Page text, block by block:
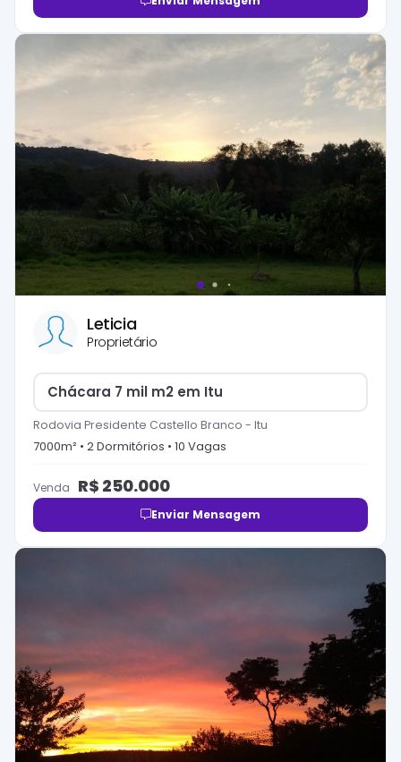
Leticia
Proprietário
Chácara 7 mil m2 em Itu
Rodovia Presidente Castello Branco - Itu
7000m² • 2Dormitórios • 10 Vagas
Venda R$ 250.000
Enviar Mensagem